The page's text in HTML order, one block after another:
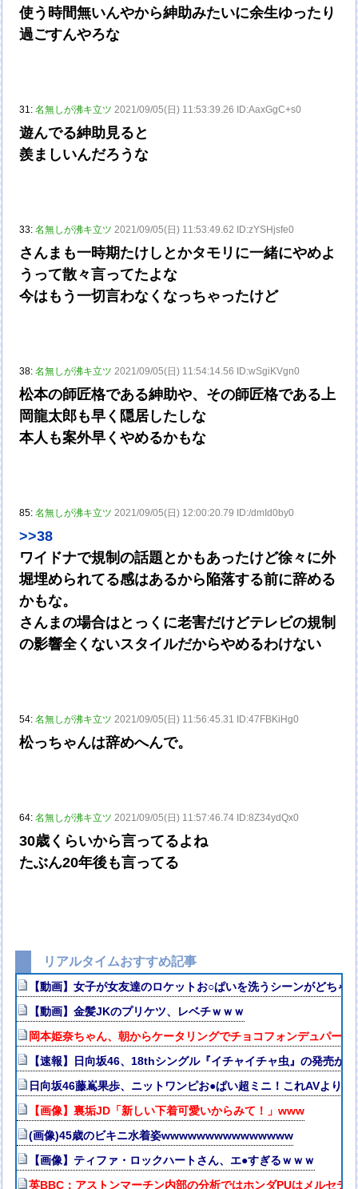
使う時間無いんやから紳助みたいに余生ゆったり
過ごすんやろな
31:名無しが沸キ立ツ 2021/09/05(日) 11:53:39.26 ID:AaxGgC+s0
遊んでる紳助見ると
羨ましいんだろうな
33:名無しが沸キ立ツ 2021/09/05(日) 11:53:49.62 ID:zYSHjsfe0
さんまも一時期たけしとかタモリに一緒にやめよ
うって散々言ってたよな
今はもう一切言わなくなっちゃったけど
38:名無しが沸キ立ツ 2021/09/05(日) 11:54:14.56 ID:wSgiKVgn0
松本の師匠格である紳助や、その師匠格である上
岡龍太郎も早く隠居したしな
本人も案外早くやめるかもな
85:名無しが沸キ立ツ 2021/09/05(日) 12:00:20.79 ID:/dmId0by0
>>38
ワイドナで規制の話題とかもあったけど徐々に外
堀埋められてる感はあるから陥落する前に辞める
かもな。
さんまの場合はとっくに老害だけどテレビの規制
の影響全くないスタイルだからやめるわけない
54:名無しが沸キ立ツ 2021/09/05(日) 11:56:45.31 ID:47FBKiHg0
松っちゃんは辞めへんで。
64:名無しが沸キ立ツ 2021/09/05(日) 11:57:46.74 ID:8Z34ydQx0
30歳くらいから言ってるよね
たぶん20年後も言ってる
リアルタイムおすすめ記事
【動画】女子が女友達のロケットお○ぱいを洗うシーンがどちゃ
【動画】金髪JKのプリケツ、レベチｗｗｗ
岡本姫奈ちゃん、朝からケータリングでチョコフォンデュパー
【速報】日向坂46、18thシングル『イチャイチャ虫』の発売が
日向坂46藤嶌果歩、ニットワンピお●ぱい超ミニ！これAVよりエ
【画像】裏垢JD「新しい下着可愛いからみて！」www
(画像)45歳のビキニ水着姿wwwwwwwwwwwwwww
【画像】ティファ・ロックハートさん、エ●すぎるｗｗｗ
英BBC：アストンマーチン内部の分析ではホンダPUはメルセデ